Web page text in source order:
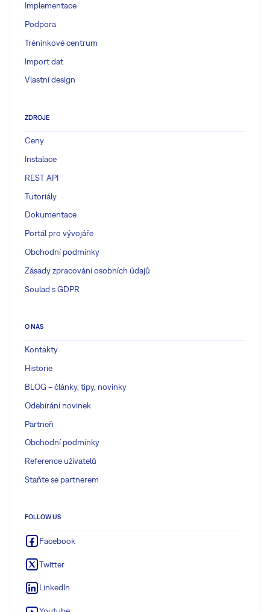
Implementace
Podpora
Tréninkové centrum
Import dat
Vlastní design
ZDROJE
Ceny
Instalace
REST API
Tutoriály
Dokumentace
Portál pro vývojáře
Obchodní podmínky
Zásady zpracování osobních údajů
Soulad s GDPR
O NÁS
Kontakty
Historie
BLOG – články, tipy, novinky
Odebírání novinek
Partneři
Obchodní podmínky
Reference uživatelů
Staňte se partnerem
FOLLOW US
Facebook
Twitter
LinkedIn